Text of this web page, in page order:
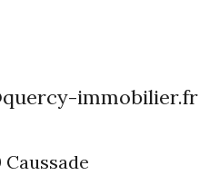
immobilier.fr